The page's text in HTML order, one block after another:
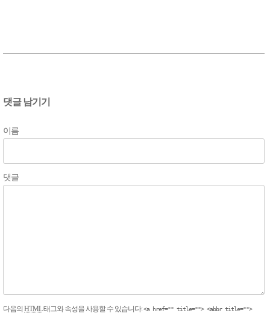
댓글 남기기
이름
댓글
다음의 HTML태그와 속성을 사용할 수 있습니다:<a href="" title=""> <abbr title="">